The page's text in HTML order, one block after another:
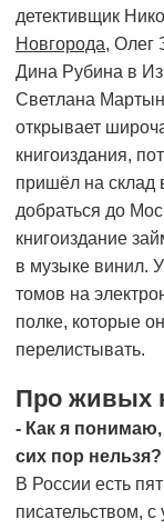
детективщик
Новгорода, Олег
Дина Рубина в
Светлана
открывает
книгоиздания,
пришёл на склад
добраться до
книгоиздание
в музыке винил.
томов на
полке, которые
перелистывать.
Про живых
- Как я
сих пор нельзя?
В России есть
писательством,